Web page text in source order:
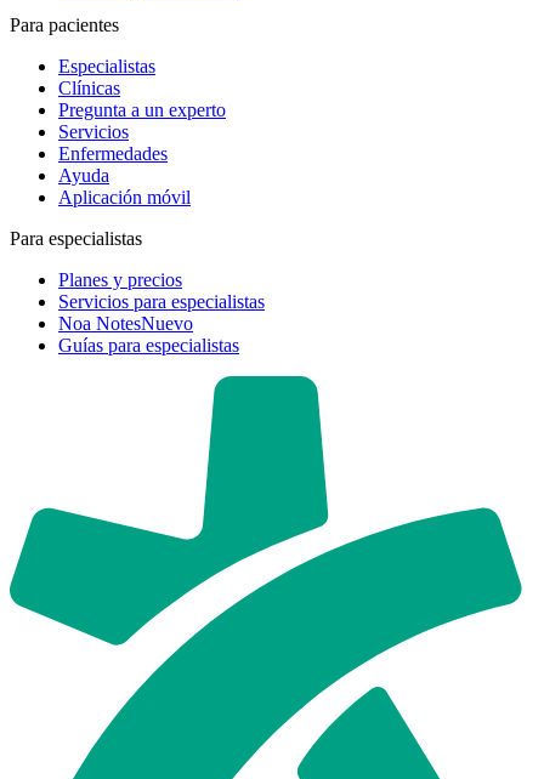
Para pacientes
Especialistas
Clínicas
Pregunta a un experto
Servicios
Enfermedades
Ayuda
Aplicación móvil
Para especialistas
Planes y precios
Servicios para especialistas
Noa NotesNuevo
Guías para especialistas